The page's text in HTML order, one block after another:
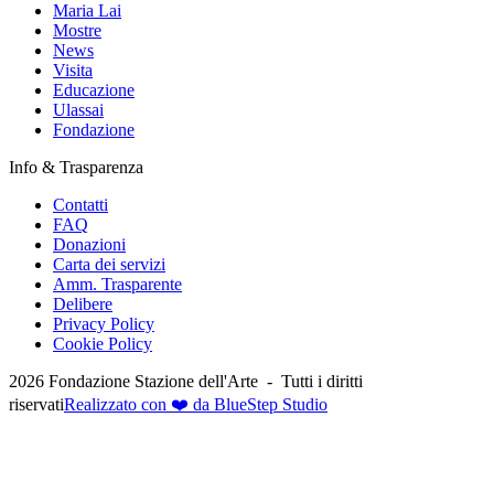
Maria Lai
Mostre
News
Visita
Educazione
Ulassai
Fondazione
Info & Trasparenza
Contatti
FAQ
Donazioni
Carta dei servizi
Amm. Trasparente
Delibere
Privacy Policy
Cookie Policy
2026 Fondazione Stazione dell'Arte - Tutti i diritti
riservatiRealizzato con ❤️ da BlueStep Studio